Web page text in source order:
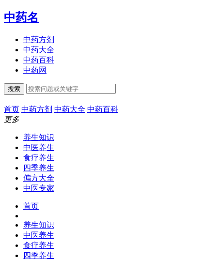
中药名
中药方剂
中药大全
中药百科
中药网
搜索
首页 中药方剂 中药大全 中药百科
更多
养生知识
中医养生
食疗养生
四季养生
偏方大全
中医专家
首页
养生知识
中医养生
食疗养生
四季养生